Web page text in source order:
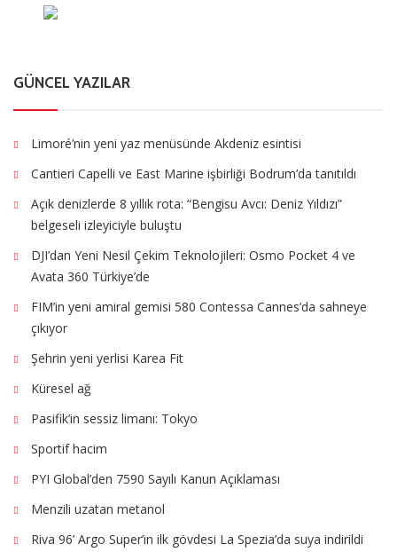
GÜNCEL YAZILAR
Limoré’nin yeni yaz menüsünde Akdeniz esintisi
Cantieri Capelli ve East Marine işbirliği Bodrum’da tanıtıldı
Açık denizlerde 8 yıllık rota: “Bengisu Avcı: Deniz Yıldızı”
belgeseli izleyiciyle buluştu
DJI’dan Yeni Nesil Çekim Teknolojileri: Osmo Pocket 4 ve
Avata 360 Türkiye’de
FIM’in yeni amiral gemisi 580 Contessa Cannes’da sahneye
çıkıyor
Şehrin yeni yerlisi Karea Fit
Küresel ağ
Pasifik’in sessiz limanı: Tokyo
Sportif hacim
PYI Global’den 7590 Sayılı Kanun Açıklaması
Menzili uzatan metanol
Riva 96’ Argo Super’in ilk gövdesi La Spezia’da suya indirildi